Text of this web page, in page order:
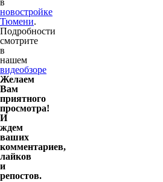
в
новостройке
Тюмени.
Подробности
смотрите
в
нашем
видеобзоре
Желаем
Вам
приятного
просмотра!
И
ждем
ваших
комментариев,
лайков
и
репостов.